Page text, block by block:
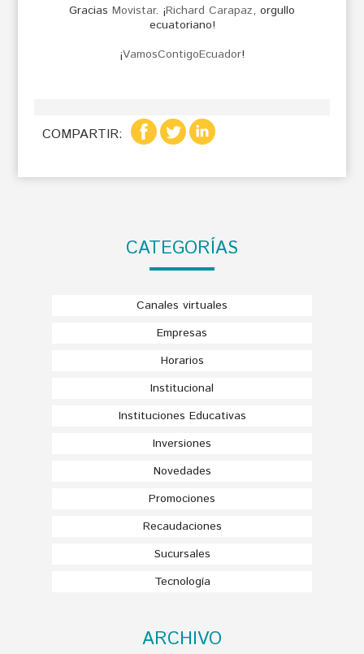
Gracias Movistar. ¡Richard Carapaz, orgullo
ecuatoriano!
¡VamosContigoEcuador!
COMPARTIR:
CATEGORÍAS
Canales virtuales
Empresas
Horarios
Institucional
Instituciones Educativas
Inversiones
Novedades
Promociones
Recaudaciones
Sucursales
Tecnología
ARCHIVO